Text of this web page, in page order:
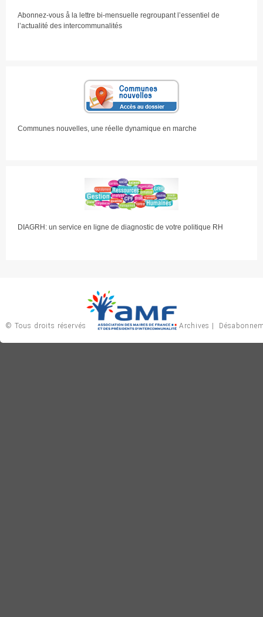
Abonnez-vous å la lettre bi-mensuelle regroupant l’essentiel de
l’actualité des intercommunalités
Communes nouvelles, une réelle dynamique en marche
DIAGRH: un service en ligne de diagnostic de votre politique RH
© Tous droits réservés Archives